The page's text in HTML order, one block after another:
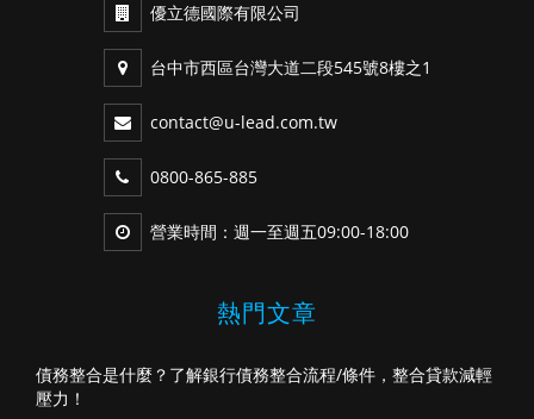
優立德國際有限公司
台中市西區台灣大道二段545號8樓之1
contact@u-lead.com.tw
0800-865-885
營業時間：週一至週五09:00-18:00
熱門文章
債務整合是什麼？了解銀行債務整合流程/條件，整合貸款減輕
壓力！